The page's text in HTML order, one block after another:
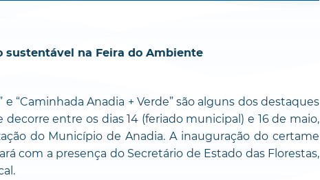
sustentável na Feira do Ambiente
“Caminhada Anadia + Verde” são alguns dos destaques
entre os dias 14 (feriado municipal) e 16 de maio,
do Município de Anadia. A inauguração do certame
com a presença do Secretário de Estado das Florestas,